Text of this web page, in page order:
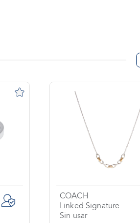
COACH
Linked Signature
Sin usar